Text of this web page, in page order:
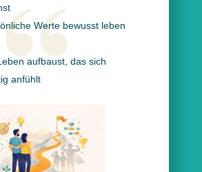
Werte bewusst leben
aufbaust, das sich
anfühlt